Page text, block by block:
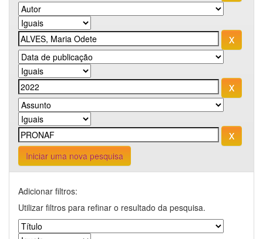
Iniciar uma nova pesquisa
Adicionar filtros:
Utilizar filtros para refinar o resultado da pesquisa.